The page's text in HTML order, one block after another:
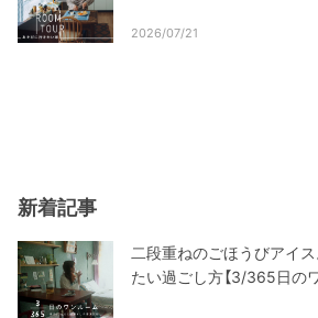
2026/07/21
新着記事
二段重ねのごほうびアイ
たい過ごし方【3/365日の